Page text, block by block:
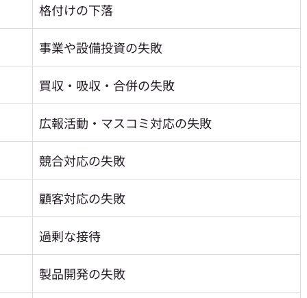
格付けの下落
事業や設備投資の失敗
買収・吸収・合併の失敗
広報活動・マスコミ対応の失敗
競合対応の失敗
顧客対応の失敗
過剰な接待
製品開発の失敗